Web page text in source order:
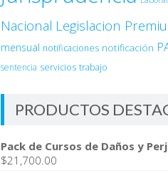
Nacional Legislacion
mensual notificaciones notificación
sentencia servicios trabajo
PRODUCTOS
Pack de Cursos de Daños y
$21,700.00